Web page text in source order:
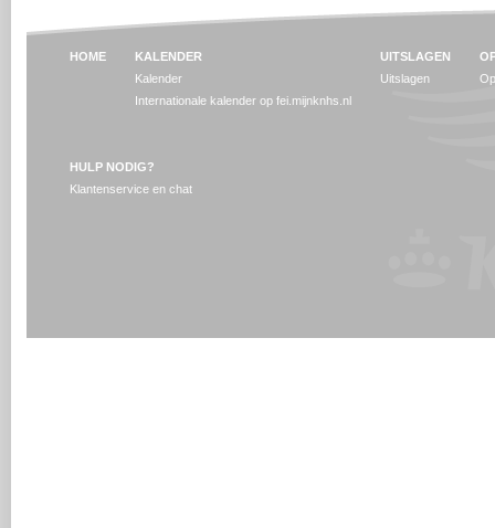
HOME
KALENDER
Kalender
Internationale kalender op fei.mijnknhs.nl
UITSLAGEN
Uitslagen
HULP NODIG?
Klantenservice en chat